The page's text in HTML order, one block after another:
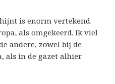
is enorm vertekend.
als omgekeerd. Ik viel
andere, zowel bij de
als in de gazet alhier